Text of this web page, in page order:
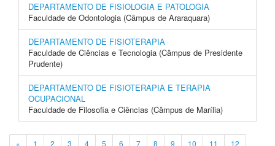
DEPARTAMENTO DE FISIOLOGIA E PATOLOGIA
Faculdade de Odontologia (Câmpus de Araraquara)
DEPARTAMENTO DE FISIOTERAPIA
Faculdade de Ciências e Tecnologia (Câmpus de Presidente
Prudente)
DEPARTAMENTO DE FISIOTERAPIA E TERAPIA
OCUPACIONAL
Faculdade de Filosofia e Ciências (Câmpus de Marília)
« 1 2 3 4 5 6 7 8 9 10 11 12